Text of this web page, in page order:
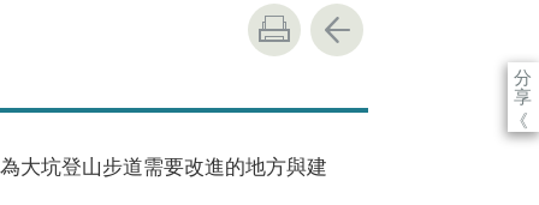
分
享
《
大坑登山步道需要改進的地方與建